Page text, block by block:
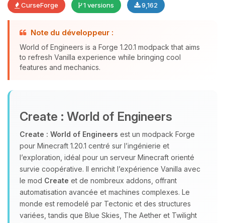
CurseForge 1 versions 9,162
Note du développeur :
World of Engineers is a Forge 1.20.1 modpack that aims
to refresh Vanilla experience while bringing cool
features and mechanics.
Create : World of Engineers
Create : World of Engineers est un modpack Forge
pour Minecraft 1.20.1 centré sur l’ingénierie et
l’exploration, idéal pour un serveur Minecraft orienté
survie coopérative. Il enrichit l’expérience Vanilla avec
le mod Create et de nombreux addons, offrant
automatisation avancée et machines complexes. Le
monde est remodelé par Tectonic et des structures
variées, tandis que Blue Skies, The Aether et Twilight
Youpi, enfin quelqu’un pour me
assistant BoxToPlay. Dis-moi ce dont
tu as besoin et je vais remuer mes
petits circuits pour t’aider.